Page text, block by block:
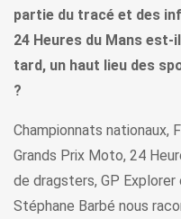
partie du tracé et des
24 Heures du Mans est-
tard, un haut lieu des
?
Championnats nationaux,
Grands Prix Moto, 24
de dragsters, GP
Stéphane Barbé nous